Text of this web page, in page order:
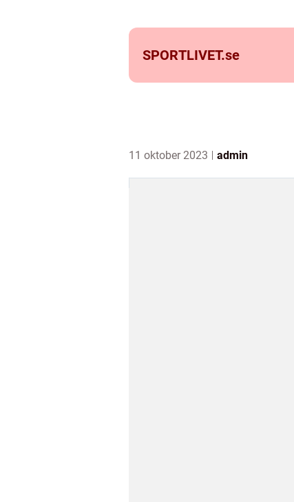
SPORTLIVET.se
11 oktober 2023 admin